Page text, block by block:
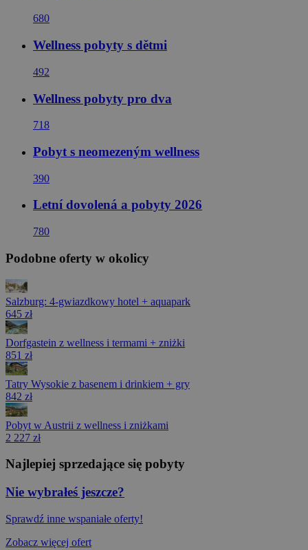
680
Wellness pobyty s dětmi
492
Wellness pobyty pro dva
718
Pobyt s neomezeným wellness
390
Letní dovolená a pobyty 2026
780
Podobne oferty w okolicy
Salzburg: 4-gwiazdkowy hotel + aquapark
645 zł
Dorfgastein z wellness i termami + zniżki
851 zł
Tatry Wysokie z basenem i drinkiem + gry
842 zł
Pobyt w Austrii z wellness i zniżkami
2 227 zł
Najlepiej sprzedające się pobyty
Nie wybrałeś jeszcze?
Sprawdź inne wspaniałe oferty!
Zobacz więcej ofert